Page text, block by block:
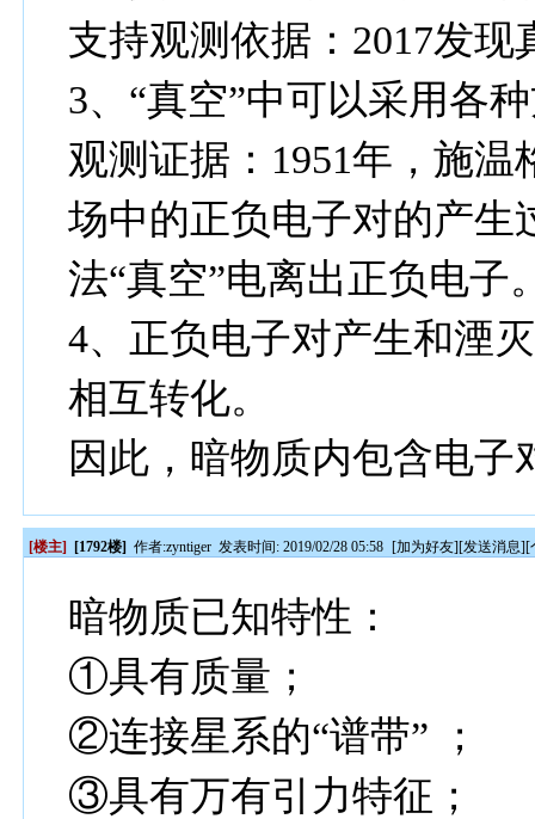
支持观测依据：2017发现
3、“真空”中可以采用各
观测证据：1951年，施
场中的正负电子对的产生
法“真空”电离出正负电子
4、正负电子对产生和湮
相互转化。
因此，暗物质内包含电子
[楼主] [1792楼] 作者:zyntiger 发表时间: 2019/02/28 05:58 [加为好友][发送消息][
暗物质已知特性：
①具有质量；
②连接星系的“谱带” ；
③具有万有引力特征；